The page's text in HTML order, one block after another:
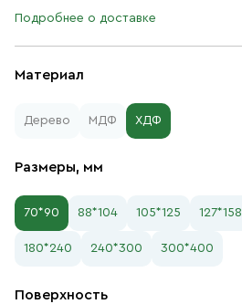
Материал
Дерево МДФ ХДФ
Размеры, мм
70*90 88*104 105*125 127*158
180*240 240*300 300*400
Поверхность
Подробнее о доставке